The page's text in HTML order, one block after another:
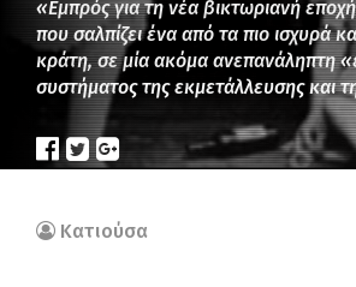
«Εμπρός για τη νέα βικτωριανή
που σαλπίζει ένα από τα πιο ισχυρά
κράτη, σε μία ακόμα ανεπανάληπτη
συστήματος της εκμετάλλευσης και
Κατιούσα